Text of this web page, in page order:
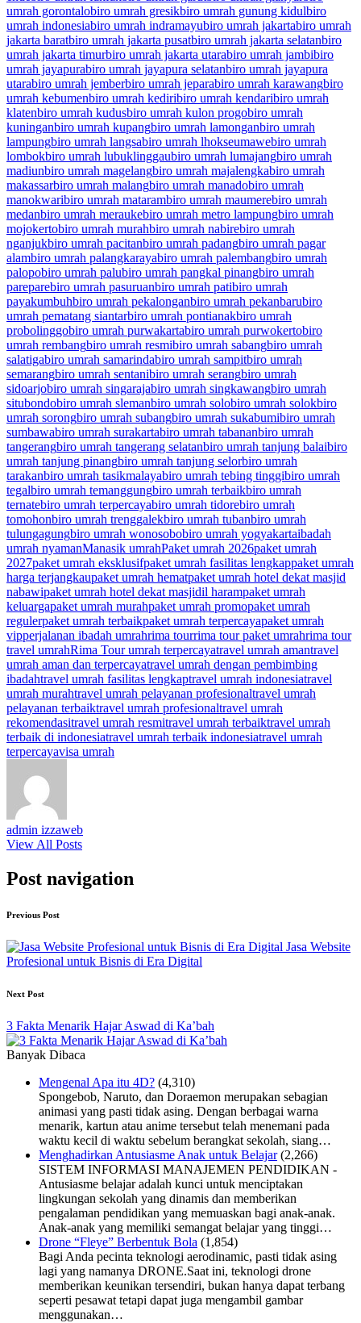
umrah gorontalobiro umrah gresikbiro umrah gunung kidulbiro
umrah indonesiabiro umrah indramayubiro umrah jakartabiro umrah
jakarta baratbiro umrah jakarta pusatbiro umrah jakarta selatanbiro
umrah jakarta timurbiro umrah jakarta utarabiro umrah jambibiro
umrah jayapurabiro umrah jayapura selatanbiro umrah jayapura
utarabiro umrah jemberbiro umrah jeparabiro umrah karawangbiro
umrah kebumenbiro umrah kediribiro umrah kendaribiro umrah
klatenbiro umrah kudusbiro umrah kulon progobiro umrah
kuninganbiro umrah kupangbiro umrah lamonganbiro umrah
lampungbiro umrah langsabiro umrah lhokseumawebiro umrah
lombokbiro umrah lubuklinggaubiro umrah lumajangbiro umrah
madiunbiro umrah magelangbiro umrah majalengkabiro umrah
makassarbiro umrah malangbiro umrah manadobiro umrah
manokwaribiro umrah matarambiro umrah maumerebiro umrah
medanbiro umrah meraukebiro umrah metro lampungbiro umrah
mojokertobiro umrah murahbiro umrah nabirebiro umrah
nganjukbiro umrah pacitanbiro umrah padangbiro umrah pagar
alambiro umrah palangkarayabiro umrah palembangbiro umrah
palopobiro umrah palubiro umrah pangkal pinangbiro umrah
pareparebiro umrah pasuruanbiro umrah patibiro umrah
payakumbuhbiro umrah pekalonganbiro umrah pekanbarubiro
umrah pematang siantarbiro umrah pontianakbiro umrah
probolinggobiro umrah purwakartabiro umrah purwokertobiro
umrah rembangbiro umrah resmibiro umrah sabangbiro umrah
salatigabiro umrah samarindabiro umrah sampitbiro umrah
semarangbiro umrah sentanibiro umrah serangbiro umrah
sidoarjobiro umrah singarajabiro umrah singkawangbiro umrah
situbondobiro umrah slemanbiro umrah solobiro umrah solokbiro
umrah sorongbiro umrah subangbiro umrah sukabumibiro umrah
sumbawabiro umrah surakartabiro umrah tabananbiro umrah
tangerangbiro umrah tangerang selatanbiro umrah tanjung balaibiro
umrah tanjung pinangbiro umrah tanjung selorbiro umrah
tarakanbiro umrah tasikmalayabiro umrah tebing tinggibiro umrah
tegalbiro umrah temanggungbiro umrah terbaikbiro umrah
ternatebiro umrah terpercayabiro umrah tidorebiro umrah
tomohonbiro umrah trenggalekbiro umrah tubanbiro umrah
tulungagungbiro umrah wonosobobiro umrah yogyakartaibadah
umrah nyamanManasik umrahPaket umrah 2026paket umrah
2027paket umrah eksklusifpaket umrah fasilitas lengkappaket umrah
harga terjangkaupaket umrah hematpaket umrah hotel dekat masjid
nabawipaket umrah hotel dekat masjidil harampaket umrah
keluargapaket umrah murahpaket umrah promopaket umrah
regulerpaket umrah terbaikpaket umrah terpercayapaket umrah
vipperjalanan ibadah umrahrima tourrima tour paket umrahrima tour
travel umrahRima Tour umrah terpercayatravel umrah amantravel
umrah aman dan terpercayatravel umrah dengan pembimbing
ibadahtravel umrah fasilitas lengkaptravel umrah indonesiatravel
umrah murahtravel umrah pelayanan profesionaltravel umrah
pelayanan terbaiktravel umrah profesionaltravel umrah
rekomendasitravel umrah resmitravel umrah terbaiktravel umrah
terbaik di indonesiatravel umrah terbaik indonesiatravel umrah
terpercayavisa umrah
admin izzaweb
View All Posts
Post navigation
Previous Post
Jasa Website
Profesional untuk Bisnis di Era Digital
Next Post
3 Fakta Menarik Hajar Aswad di Ka’bah
Banyak Dibaca
Mengenal Apa itu 4D? (4,310)
Spongebob, Naruto, dan Doraemon merupakan sebagian
animasi yang pasti tidak asing. Dengan berbagai warna
menarik, kartun atau anime tersebut telah menemani pada
waktu kecil di waktu sebelum berangkat sekolah, siang…
Menghadirkan Antusiasme Anak untuk Belajar (2,266)
SISTEM INFORMASI MANAJEMEN PENDIDIKAN -
Antusiasme belajar adalah kunci untuk menciptakan
lingkungan sekolah yang dinamis dan memberikan
pengalaman pendidikan yang memuaskan bagi anak-anak.
Anak-anak yang memiliki semangat belajar yang tinggi…
Drone “Fleye” Berbentuk Bola (1,854)
Bagi Anda pecinta teknologi aerodinamic, pasti tidak asing
lagi yang namanya DRONE.Saat ini, teknologi drone
memberikan keunikan tersendiri, bukan hanya dapat terbang
seperti pesawat tetapi dapat juga mengambil gambar
menggunakan…